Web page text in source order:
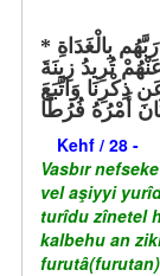
تُرِيدُ زِينَةَ
ذِكْرِنَا وَاتَّبَعَ
أَمْرُهُ فُرُطًا
Kehf / 28 -
Vasbır
vel aşiyyi
turîdu zînetel
kalbehu an